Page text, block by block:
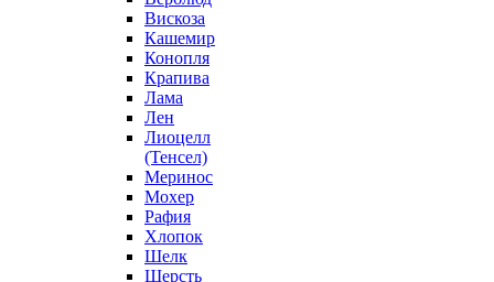
Вискоза
Кашемир
Конопля
Крапива
Лама
Лен
Лиоцелл
(Тенсел)
Меринос
Мохер
Рафия
Хлопок
Шелк
Шерсть